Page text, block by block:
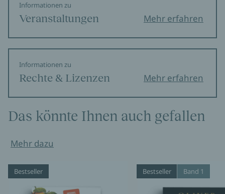
Informationen zu
Veranstaltungen Mehr erfahren
Informationen zu
Rechte & Lizenzen Mehr erfahren
Das könnte Ihnen auch gefallen
Mehr dazu
Bestseller Bestseller Band 1